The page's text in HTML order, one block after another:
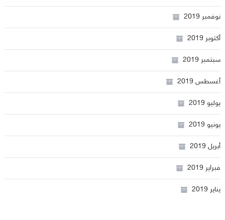
نوفمبر 2019
أكتوبر 2019
سبتمبر 2019
أغسطس 2019
يوليو 2019
يونيو 2019
أبريل 2019
فبراير 2019
يناير 2019